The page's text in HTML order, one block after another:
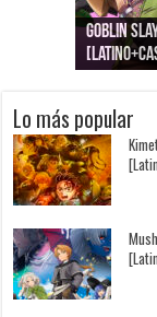
Goblin
Jujutsu
Kimi to,
Nukitashi
Kimi wa
Lo más popular